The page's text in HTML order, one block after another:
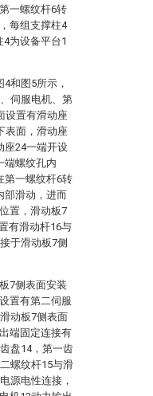
一螺纹杆6转
每组支撑柱4
为设备平台1
和图5所示，
伺服电机、第
设置有滑动座
表面，滑动座
座24一端开设
端螺纹孔内
第一螺纹杆6转
部滑动，进而
置，滑动板7
有滑动杆16与
于滑动板7侧
7侧表面安装
置有第二伺服
动板7侧表面
端固定连接有
盘14，第一齿
螺纹杆15与滑
源电性连接，